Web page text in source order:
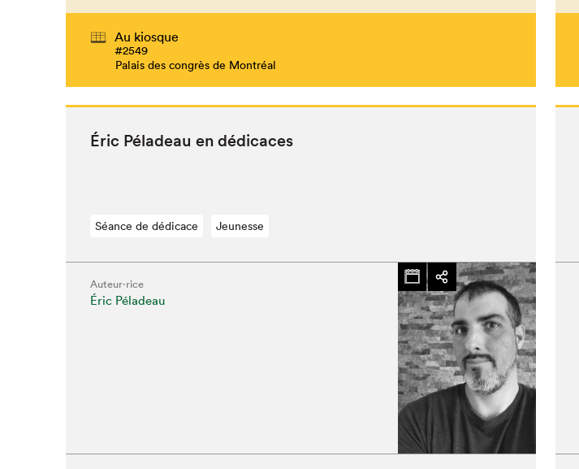
Au kiosque
#2549
Palais des congrès de Montréal
Éric Péladeau en dédicaces
Séance de dédicace Jeunesse
Auteur·rice
Éric Péladeau